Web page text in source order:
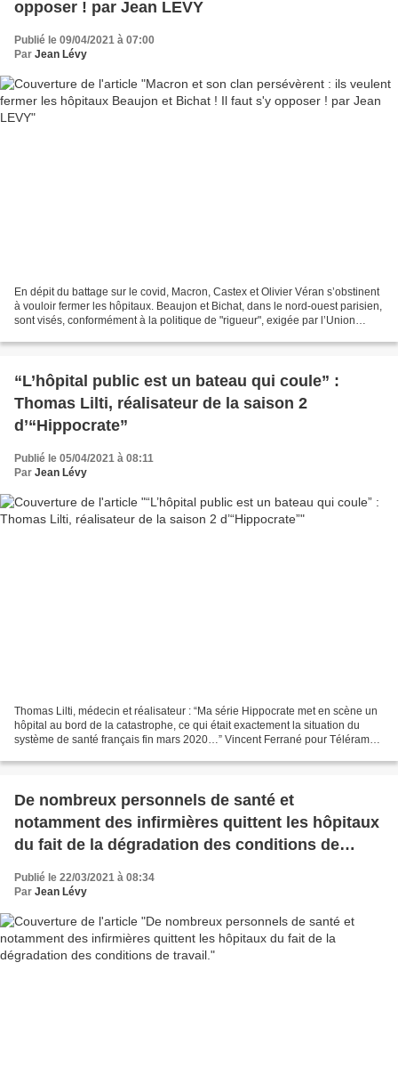
opposer ! par Jean LEVY
Publié le 09/04/2021 à 07:00
Par Jean Lévy
En dépit du battage sur le covid, Macron, Castex et Olivier Véran s’obstinent
à vouloir fermer les hôpitaux. Beaujon et Bichat, dans le nord-ouest parisien,
sont visés, conformément à la politique de "rigueur", exigée par l’Union
“L’hôpital public est un bateau qui coule” :
Thomas Lilti, réalisateur de la saison 2
d’“Hippocrate”
Publié le 05/04/2021 à 08:11
Par Jean Lévy
Thomas Lilti, médecin et réalisateur : “Ma série Hippocrate met en scène un
hôpital au bord de la catastrophe, ce qui était exactement la situation du
système de santé français fin mars 2020…” Vincent Ferrané pour Télérama
De nombreux personnels de santé et
notamment des infirmières quittent les hôpitaux
du fait de la dégradation des conditions de
Publié le 22/03/2021 à 08:34
Par Jean Lévy